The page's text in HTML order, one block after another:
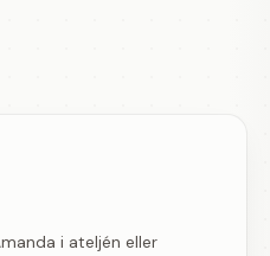
i ateljén eller